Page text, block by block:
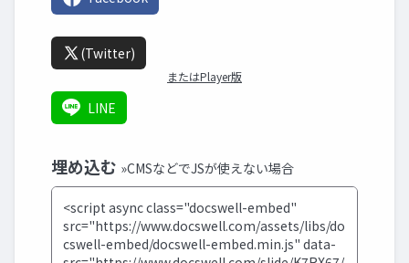
(Twitter)
またはPlayer版
LINE
埋め込む »CMSなどでJSが使えない場合